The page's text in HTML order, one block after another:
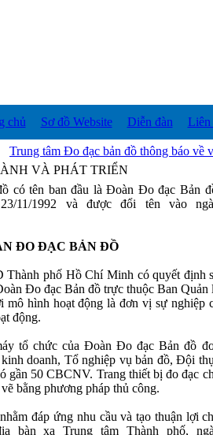
chủ Sơ đồ Website Diễn đàn Liên
tâm Đo đạc bản đồ thông báo về việc
VÀ PHÁT TRIỂN
có tên ban đầu là Đoàn Đo đạc Bản
11/1992 và được đổi tên vào
ĐO ĐẠC BẢN ĐỒ
Thành phố Hồ Chí Minh có quyết định
Đo đạc Bản đồ trực thuộc Ban Quản
mô hình hoạt động là đơn vị sự nghiệp
động.
tổ chức của Đoàn Đo đạc Bản đồ
doanh, Tổ nghiệp vụ bản đồ, Đội
gần 50 CBCNV. Trang thiết bị đo đạc
bằng phương pháp thủ công.
đáp ứng nhu cầu và tạo thuận lợi
bàn xa Trung tâm Thành phố,